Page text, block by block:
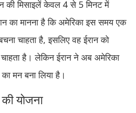
की मिसाइलें केवल 4 से 5 मिनट में
का मानना है कि अमेरिका इस समय एक
चाहता है, इसलिए वह ईरान को
है। लेकिन ईरान ने अब अमेरिका
मन बना लिया है।
योजना